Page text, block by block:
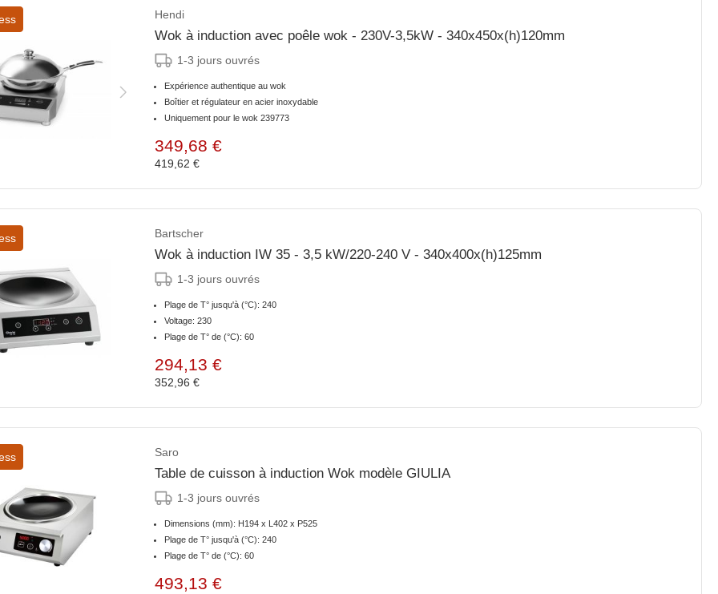
Hendi
Wok à induction avec poêle wok - 230V-3,5kW - 340x450x(h)120mm
1-3 jours ouvrés
Expérience authentique au wok
Boîtier et régulateur en acier inoxydable
Uniquement pour le wok 239773
349,68 €
419,62 €
Bartscher
Wok à induction IW 35 - 3,5 kW/220-240 V - 340x400x(h)125mm
1-3 jours ouvrés
Plage de T° jusqu'à (°C): 240
Voltage: 230
Plage de T° de (°C): 60
294,13 €
352,96 €
Saro
Table de cuisson à induction Wok modèle GIULIA
1-3 jours ouvrés
Dimensions (mm): H194 x L402 x P525
Plage de T° jusqu'à (°C): 240
Plage de T° de (°C): 60
493,13 €